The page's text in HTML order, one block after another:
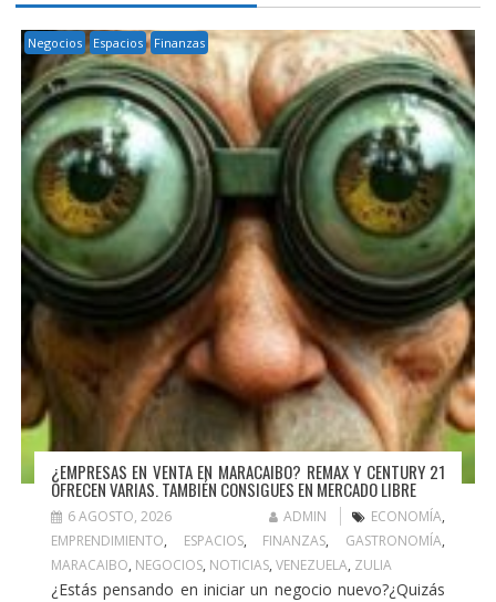
Negocios Espacios Finanzas
¿EMPRESAS EN VENTA EN MARACAIBO? REMAX Y CENTURY 21
OFRECEN VARIAS. TAMBIÉN CONSIGUES EN MERCADO LIBRE
6 AGOSTO, 2026 ADMIN ECONOMÍA,
EMPRENDIMIENTO, ESPACIOS, FINANZAS, GASTRONOMÍA,
MARACAIBO, NEGOCIOS, NOTICIAS, VENEZUELA, ZULIA
¿Estás pensando en iniciar un negocio nuevo?¿Quizás